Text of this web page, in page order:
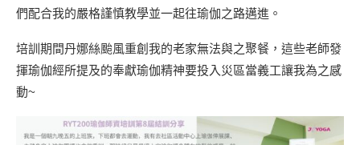
們配合我的嚴格謹慎教學並一起往瑜伽之路邁進。
培訓期間丹娜絲颱風重創我的老家無法與之聚餐，這些老師發
揮瑜伽經所提及的奉獻瑜伽精神要投入災區當義工讓我為之感
動~